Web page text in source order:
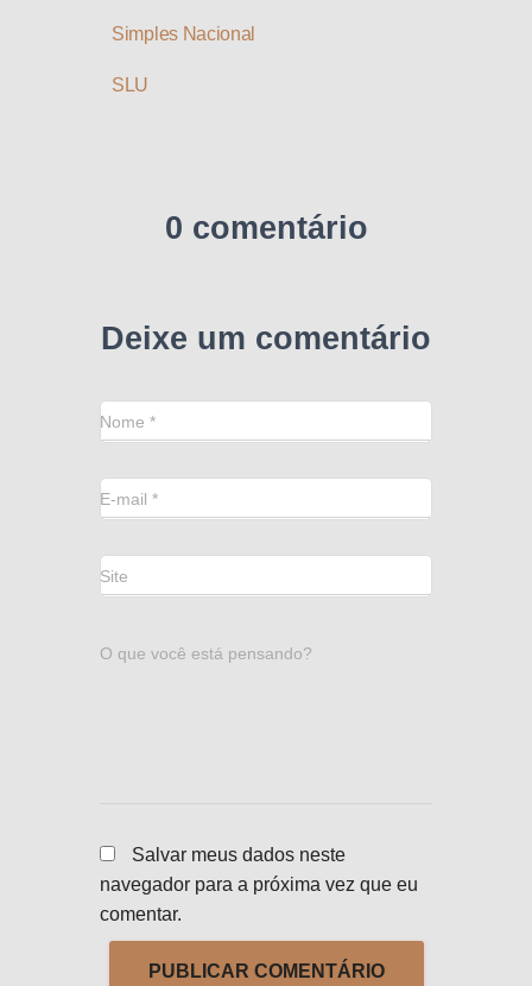
Simples Nacional
SLU
0 comentário
Deixe um comentário
Nome *
E-mail *
Site
O que você está pensando?
Salvar meus dados neste
navegador para a próxima vez que eu
comentar.